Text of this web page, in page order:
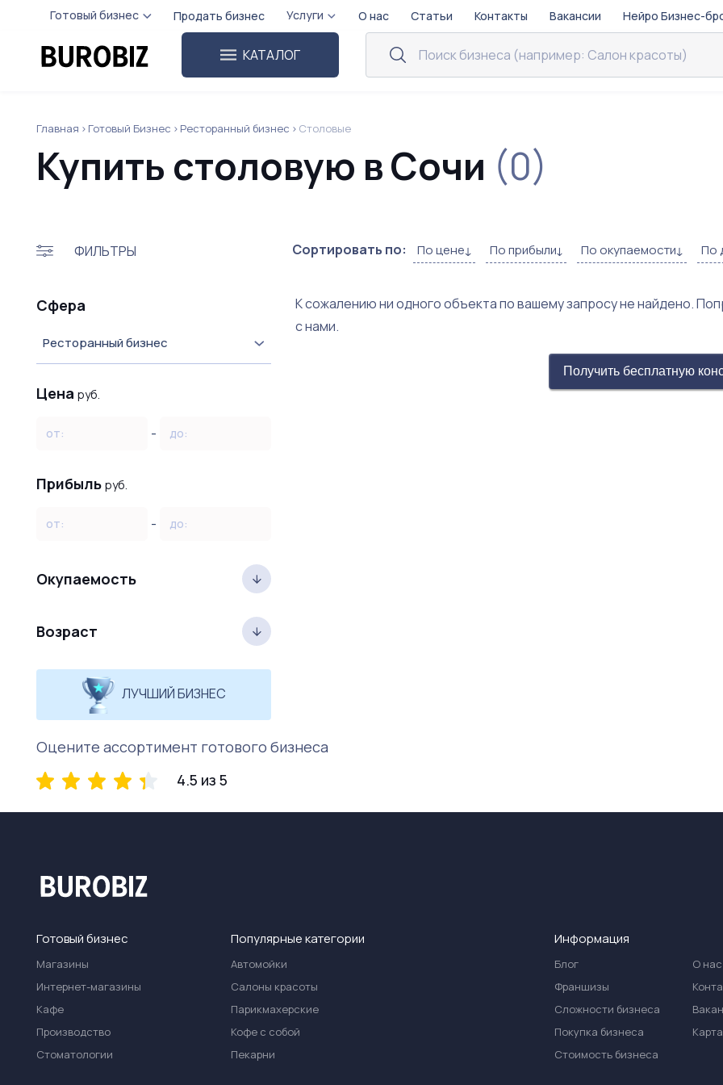
Готовый бизнес Продать бизнес Услуги О нас Статьи Контакты Вакансии Нейро Бизнес-
КАТАЛОГ
Главная Готовый Бизнес Ресторанный бизнес Столовые
Купить столовую в Сочи (0)
ФИЛЬТРЫ Сортировать по: По цене По прибыли По окупаемости По
Сфера
Ресторанный бизнес
Цена руб.
от: - до:
Прибыль руб.
от: - до:
Окупаемость
Возраст
ЛУЧШИЙ БИЗНЕС
К сожалению ни одного объекта по вашему запросу не найдено.
с нами.
Получить бесплатную
Оцените ассортимент готового бизнеса
4.5 из 5
Готовый бизнес
Магазины
Интернет-магазины
Кафе
Производство
Стоматологии
Популярные категории
Автомойки
Салоны красоты
Парикмахерские
Кофе с собой
Пекарни
Информация
Блог
Франшизы
Сложности бизнеса
Покупка бизнеса
Стоимость бизнеса
О нас